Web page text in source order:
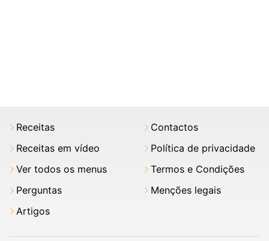
Receitas
Receitas em vídeo
Ver todos os menus
Perguntas
Artigos
Contactos
Política de privacidade
Termos e Condições
Menções legais